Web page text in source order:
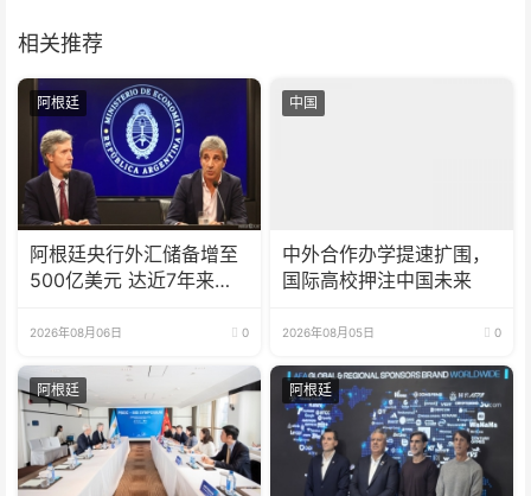
相关推荐
阿根廷
阿根廷央行外汇储备增至
500亿美元 达近7年来最
2026年08月06日 0
中国
中外合作办学提速扩围，
国际高校押注中国未来
2026年08月05日 0
阿根廷 阿根廷